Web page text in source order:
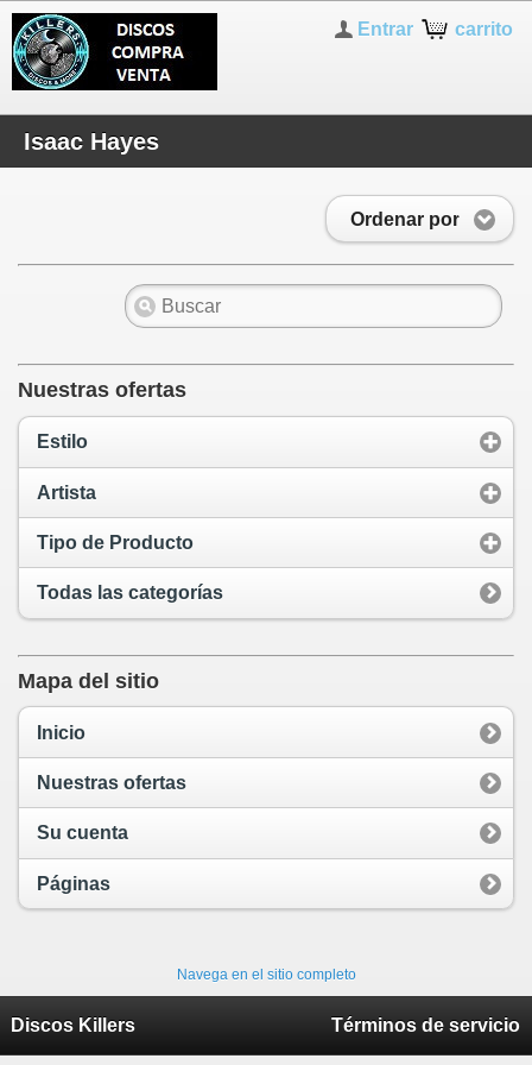
carrito
Entrar
Isaac Hayes
Ordenar por
Nuestras ofertas
Estilo
Artista
Tipo de Producto
Todas las categorías
Mapa del sitio
Inicio
Nuestras ofertas
Su cuenta
Páginas
Navega en el sitio completo
Discos Killers Términos de servicio